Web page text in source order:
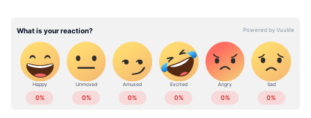
ട്രാവൽ, ടൂറിസം വിദഗ്ധർ വിശദീകരിച്ചു.
അവധിക്കാലം കൂടി എത്തിയതോടെ രാജ്യത്തിന്
പുറത്തേക്ക് യാത്ര ചെയ്യാന്‍ കുടുംബങ്ങളുടെ
താല്‍പ്പര്യവും വര്‍ധിച്ചു.